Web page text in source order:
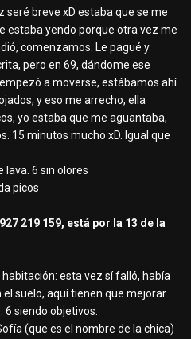
seré breve xD estaba que se me
estaba yendo porque otra vez me
comenzamos. Le pagué y
pero en 69, dándome ese
a moverse, estábamos ahí
y eso me arrecho, ella
yo estaba que me aguantaba,
15 minutos mucho xD. Igual que
lava. 6 sin olores
picos
927 219 159, está por la 13 de la
esta vez sí falló, había
suelo, aquí tienen que mejorar.
6 siendo objetivos.
(que es el nombre de la chica)